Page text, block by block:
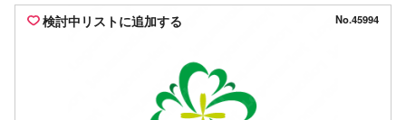
検討中リストに追加する No.45994